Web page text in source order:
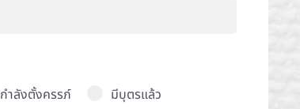
กำลังตั้งครรภ์ มีบุตรแล้ว